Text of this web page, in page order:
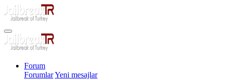
Forum
ForumlarYeni mesajlar